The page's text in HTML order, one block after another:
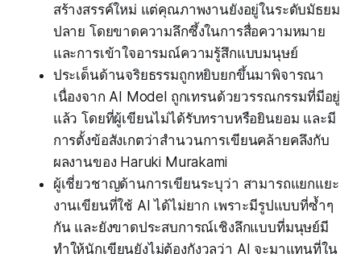
สร้างสรรค์ใหม่ แต่คุณภาพงานยังอยู่ในระดับมัธยม
ปลาย โดยขาดความลึกซึ้งในการสื่อความหมาย
และการเข้าใจอารมณ์ความรู้สึกแบบมนุษย์
ประเด็นด้านจริยธรรมถูกหยิบยกขึ้นมาพิจารณา
เนื่องจาก AI Model ถูกเทรนด้วยวรรณกรรมที่มีอยู่
แล้ว โดยที่ผู้เขียนไม่ได้รับทราบหรือยินยอม และมี
การตั้งข้อสังเกตว่าสำนวนการเขียนคล้ายคลึงกับ
ผลงานของ Haruki Murakami
ผู้เชี่ยวชาญด้านการเขียนระบุว่า สามารถแยกแยะ
งานเขียนที่ใช้ AI ได้ไม่ยาก เพราะมีรูปแบบที่ซ้ำๆ
กัน และยังขาดประสบการณ์เชิงลึกแบบที่มนุษย์มี
ทำให้นักเขียนยังไม่ต้องกังวลว่า AI จะมาแทนที่ใน